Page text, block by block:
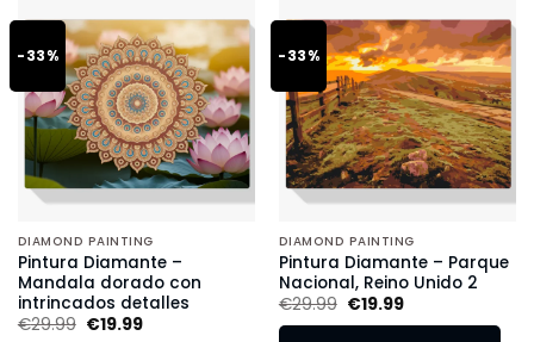
-33%
DIAMOND PAINTING
Pintura Diamante –
Mandala dorado con
intrincados detalles
€29.99 €19.99
-33%
DIAMOND PAINTING
Pintura Diamante – Parque
Nacional, Reino Unido 2
€29.99 €19.99